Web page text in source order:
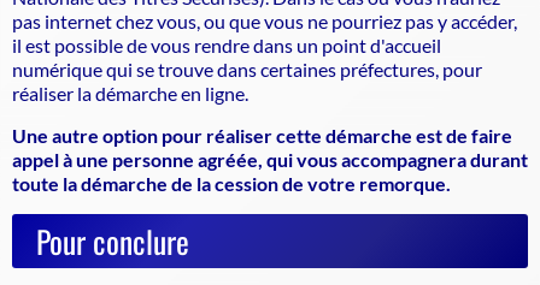
pas internet chez vous, ou que vous ne pourriez pas y accéder,
il est possible de vous rendre dans un point d'accueil
numérique qui se trouve dans certaines préfectures, pour
réaliser la démarche en ligne.
Une autre option pour réaliser cette démarche est de faire
appel à une personne agréée, qui vous accompagnera durant
toute la démarche de la cession de votre remorque.
Pour conclure